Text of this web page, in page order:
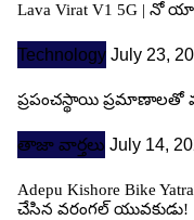
Lava Virat V1 5G | నో
Technology July 23,
ప్రపంచస్థాయి
తాజా వార్తలు July 14,
Adepu Kishore Bike
చేసిన వరంగల్ యువకుడు!